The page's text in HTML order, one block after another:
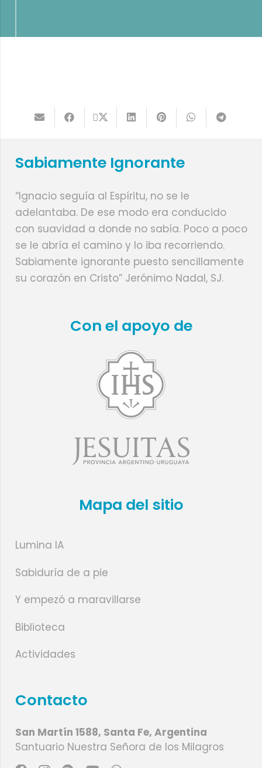
Sabiamente Ignorante
“Ignacio seguía al Espíritu, no se le
adelantaba. De ese modo era conducido
con suavidad a donde no sabía. Poco a poco
se le abría el camino y lo iba recorriendo.
Sabiamente ignorante puesto sencillamente
su corazón en Cristo” Jerónimo Nadal, SJ.
Con el apoyo de
Mapa del sitio
Lumina IA
Sabiduría de a pie
Y empezó a maravillarse
Biblioteca
Actividades
Contacto
San Martín 1588, Santa Fe, Argentina
Santuario Nuestra Señora de los Milagros